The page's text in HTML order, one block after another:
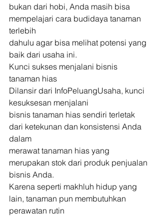
bukan dari hobi, Anda masih bisa
mempelajari cara budidaya tanaman
terlebih
dahulu agar bisa melihat potensi yang
baik dari usaha ini.
Kunci sukses menjalani bisnis
tanaman hias
Dilansir dari InfoPeluangUsaha, kunci
kesuksesan menjalani
bisnis tanaman hias sendiri terletak
dari ketekunan dan konsistensi Anda
dalam
merawat tanaman hias yang
merupakan stok dari produk penjualan
bisnis Anda.
Karena seperti makhluh hidup yang
lain, tanaman pun membutuhkan
perawatan rutin